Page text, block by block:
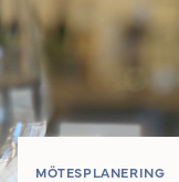
MÖTESPLANERING